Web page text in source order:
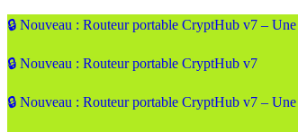
🔒 Nouveau : Routeur portable CryptHub v7 –
🔒 Nouveau : Routeur portable CryptHub v7
🔒 Nouveau : Routeur portable CryptHub v7 –